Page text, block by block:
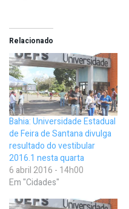
Relacionado
Bahia: Universidade Estadual
de Feira de Santana divulga
resultado do vestibular
2016.1 nesta quarta
6 abril 2016 - 14h00
Em "Cidades"